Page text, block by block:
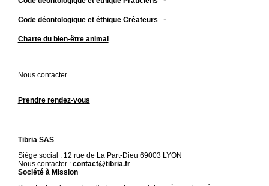
Code déontologique et éthique Créateurs -
Charte du bien-être animal
Nous contacter
Prendre rendez-vous
Tibria SAS
Siège social : 12 rue de La Part-Dieu 69003 LYON
Nous contacter : contact@tibria.fr
Société à Mission